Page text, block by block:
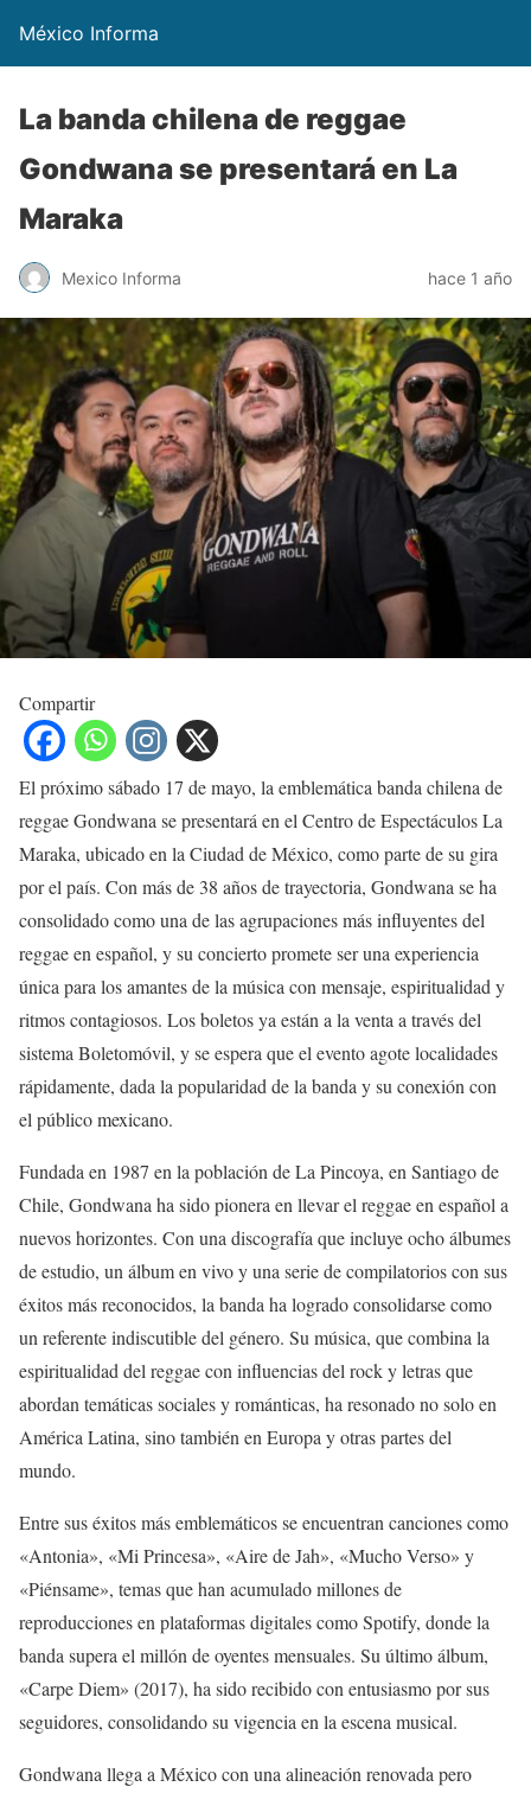
México Informa
La banda chilena de reggae
Gondwana se presentará en La
Maraka
Mexico Informa hace 1 año
Compartir
El próximo sábado 17 de mayo, la emblemática banda chilena de
reggae Gondwana se presentará en el Centro de Espectáculos La
Maraka, ubicado en la Ciudad de México, como parte de su gira
por el país. Con más de 38 años de trayectoria, Gondwana se ha
consolidado como una de las agrupaciones más influyentes del
reggae en español, y su concierto promete ser una experiencia
única para los amantes de la música con mensaje, espiritualidad y
ritmos contagiosos. Los boletos ya están a la venta a través del
sistema Boletomóvil, y se espera que el evento agote localidades
rápidamente, dada la popularidad de la banda y su conexión con
el público mexicano.
Fundada en 1987 en la población de La Pincoya, en Santiago de
Chile, Gondwana ha sido pionera en llevar el reggae en español a
nuevos horizontes. Con una discografía que incluye ocho álbumes
de estudio, un álbum en vivo y una serie de compilatorios con sus
éxitos más reconocidos, la banda ha logrado consolidarse como
un referente indiscutible del género. Su música, que combina la
espiritualidad del reggae con influencias del rock y letras que
abordan temáticas sociales y románticas, ha resonado no solo en
América Latina, sino también en Europa y otras partes del
mundo.
Entre sus éxitos más emblemáticos se encuentran canciones como
«Antonia», «Mi Princesa», «Aire de Jah», «Mucho Verso» y
«Piénsame», temas que han acumulado millones de
reproducciones en plataformas digitales como Spotify, donde la
banda supera el millón de oyentes mensuales. Su último álbum,
«Carpe Diem» (2017), ha sido recibido con entusiasmo por sus
seguidores, consolidando su vigencia en la escena musical.
Gondwana llega a México con una alineación renovada pero